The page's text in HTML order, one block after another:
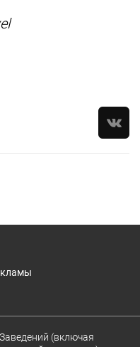
(включая